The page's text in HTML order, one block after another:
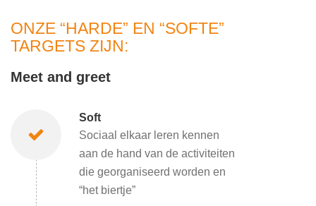
ONZE “HARDE” EN “SOFTE”
TARGETS ZIJN:
Meet and greet
Soft
Sociaal elkaar leren kennen
aan de hand van de activiteiten
die georganiseerd worden en
“het biertje”